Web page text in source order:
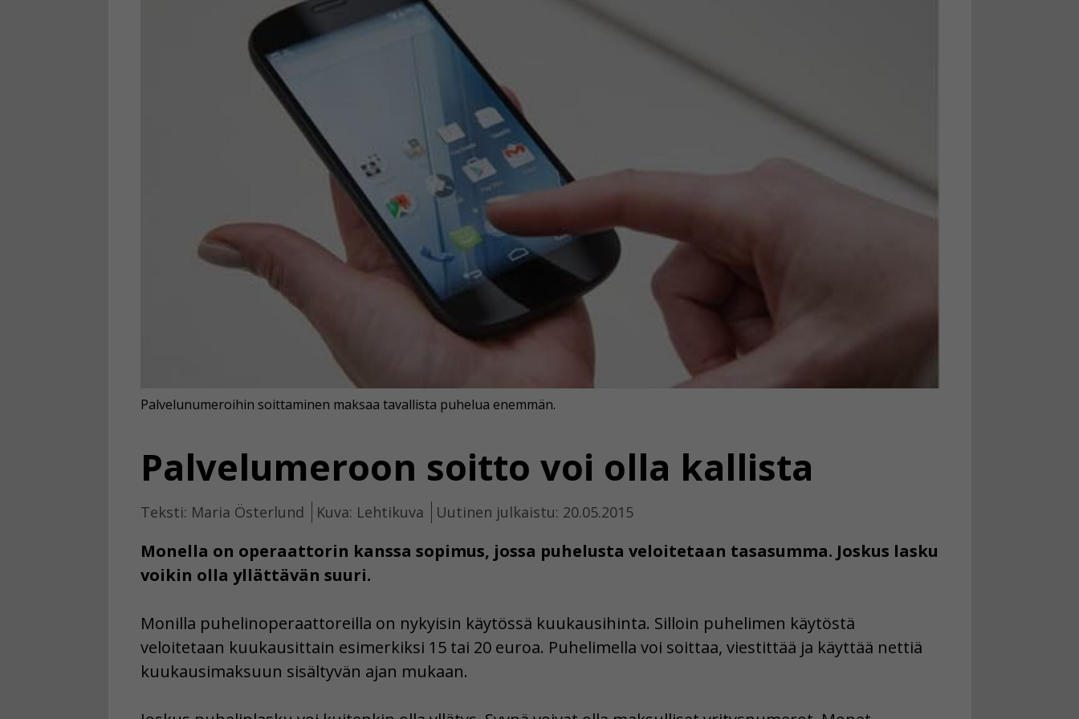
Palvelumeroon soitto voi olla kallista
Teksti: Maria Österlund Kuva: Lehtikuva Uutinen julkaistu: 20.05.2015
Monella on operaattorin kanssa sopimus, jossa puhelusta veloitetaan tasasumma. Joskus lasku
voikin olla yllättävän suuri.
Palvelunumeroihin soittaminen maksaa tavallista puhelua enemmän.
Monilla puhelinoperaattoreilla on nykyisin käytössä kuukausihinta. Silloin puhelimen käytöstä
veloitetaan kuukausittain esimerkiksi 15 tai 20 euroa. Puhelimella voi soittaa, viestittää ja käyttää nettiä
kuukausimaksuun sisältyvän ajan mukaan.